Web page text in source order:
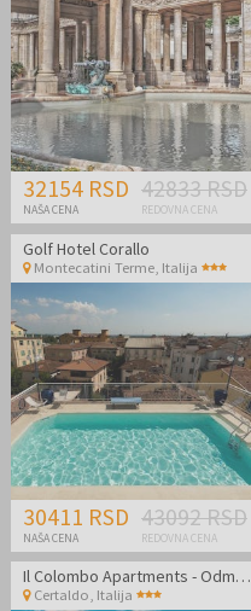
32154 RSD
NAŠA CENA
42833 RSD
REDOVNA CENA
Golf Hotel Corallo
Montecatini Terme, Italija
30411 RSD
NAŠA CENA
43092 RSD
REDOVNA CENA
Il Colombo Apartments - Odmor u divnoj Toskani
Certaldo, Italija